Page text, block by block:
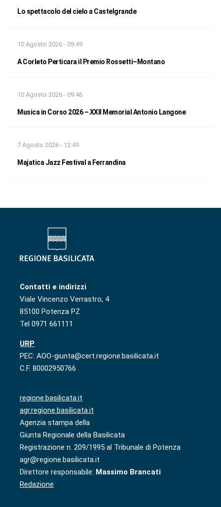
Lo spettacolo del cielo a Castelgrande
10 Agosto 2026 - 09:49
A Corleto Perticara il Premio Rossetti–Montano
10 Agosto 2026 - 09:46
Musica in Corso 2026 – XXII Memorial Antonio Langone
7 Agosto 2026 - 12:49
Majatica Jazz Festival a Ferrandina
Contatti e indirizzi
Viale Vincenzo Verrastro, 4
85100 Potenza PZ
Tel 0971 661111
URP
PEC: AOO-giunta@cert.regione.basilicata.it
C.F. 80002950766
regione.basilicata.it
agr.regione.basilicata.it
Agenzia stampa della
Giunta Regionale della Basilicata
Registrazione n. 209/1995 al Tribunale di Potenza
agr@regione.basilicata.it
Direttore responsabile: Massimo Brancati
Redazione